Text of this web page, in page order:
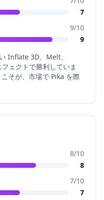
7
9/10
9
Inflate 3D、Melt、
ェクトで勝利していま
そが、市場で Pika を際
8/10
8
7/10
7